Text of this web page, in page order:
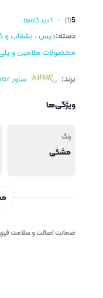
5
(1) 1 دیدگاه‌ها
دسته:دیس ، بشقاب و
محصولات ملامین و
برند:
ساور savor
ویژگی‌ها
رنگ
مشکی
ضمانت اصالت و سلامت